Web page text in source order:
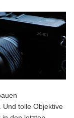
Und tolle Objektive